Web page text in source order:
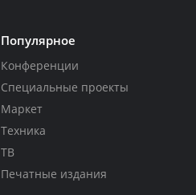
Популярное
Конференции
Специальные проекты
Маркет
Техника
ТВ
Печатные издания